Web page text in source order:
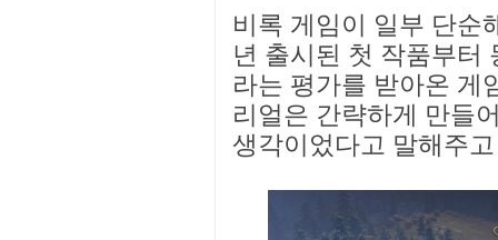
비록 게임이 일부 단순
년 출시된 첫 작품부터
라는 평가를 받아온 게
리얼은 간략하게 만들
생각이었다고 말해주